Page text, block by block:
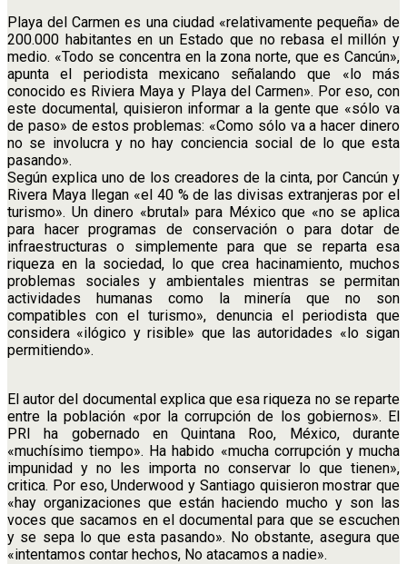
Playa del Carmen es una ciudad «relativamente pequeña» de
200.000 habitantes en un Estado que no rebasa el millón y
medio. «Todo se concentra en la zona norte, que es Cancún»,
apunta el periodista mexicano señalando que «lo más
conocido es Riviera Maya y Playa del Carmen». Por eso, con
este documental, quisieron informar a la gente que «sólo va
de paso» de estos problemas: «Como sólo va a hacer dinero
no se involucra y no hay conciencia social de lo que esta
pasando».
Según explica uno de los creadores de la cinta, por Cancún y
Rivera Maya llegan «el 40 % de las divisas extranjeras por el
turismo». Un dinero «brutal» para México que «no se aplica
para hacer programas de conservación o para dotar de
infraestructuras o simplemente para que se reparta esa
riqueza en la sociedad, lo que crea hacinamiento, muchos
problemas sociales y ambientales mientras se permitan
actividades humanas como la minería que no son
compatibles con el turismo», denuncia el periodista que
considera «ilógico y risible» que las autoridades «lo sigan
permitiendo».
El autor del documental explica que esa riqueza no se reparte
entre la población «por la corrupción de los gobiernos». El
PRI ha gobernado en Quintana Roo, México, durante
«muchísimo tiempo». Ha habido «mucha corrupción y mucha
impunidad y no les importa no conservar lo que tienen»,
critica. Por eso, Underwood y Santiago quisieron mostrar que
«hay organizaciones que están haciendo mucho y son las
voces que sacamos en el documental para que se escuchen
y se sepa lo que esta pasando». No obstante, asegura que
«intentamos contar hechos, No atacamos a nadie».